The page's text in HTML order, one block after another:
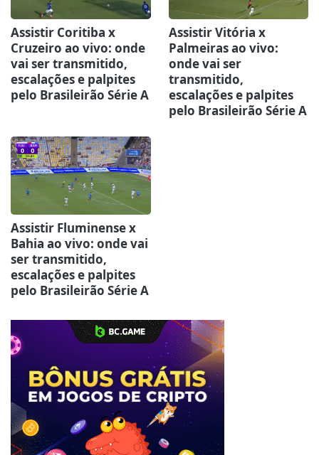
Assistir Coritiba x
Cruzeiro ao vivo: onde
vai ser transmitido,
escalações e palpites
pelo Brasileirão Série A
Assistir Vitória x
Palmeiras ao vivo:
onde vai ser
transmitido,
escalações e palpites
pelo Brasileirão Série A
Assistir Fluminense x
Bahia ao vivo: onde vai
ser transmitido,
escalações e palpites
pelo Brasileirão Série A